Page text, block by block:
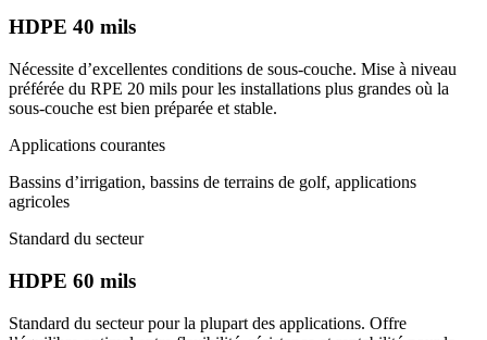
HDPE 40 mils
Nécessite d’excellentes conditions de sous-couche. Mise à niveau
préférée du RPE 20 mils pour les installations plus grandes où la
sous-couche est bien préparée et stable.
Applications courantes
Bassins d’irrigation, bassins de terrains de golf, applications
agricoles
Standard du secteur
HDPE 60 mils
Standard du secteur pour la plupart des applications. Offre